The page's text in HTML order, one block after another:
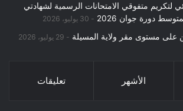
لتكريم متفوقي الامتحانات الرسمية لشهادتي
دورة جوان 2026
30 يوليو، 2026
على مستوى مقر ولاية المسيلة 29 يوليو، 2026
الأشهر تعليقات